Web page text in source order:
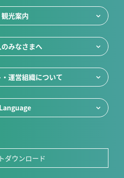
観光案内
みなさまへ
運営組織について
Language
ダウンロード